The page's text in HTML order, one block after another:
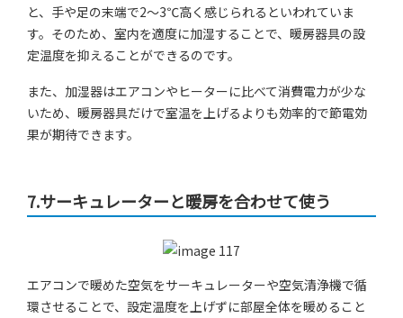
と、手や足の末端で2〜3℃高く感じられるといわれていま
す。そのため、室内を適度に加湿することで、暖房器具の設
定温度を抑えることができるのです。
また、加湿器はエアコンやヒーターに比べて消費電力が少な
いため、暖房器具だけで室温を上げるよりも効率的で節電効
果が期待できます。
7.サーキュレーターと暖房を合わせて使う
エアコンで暖めた空気をサーキュレーターや空気清浄機で循
環させることで、設定温度を上げずに部屋全体を暖めること